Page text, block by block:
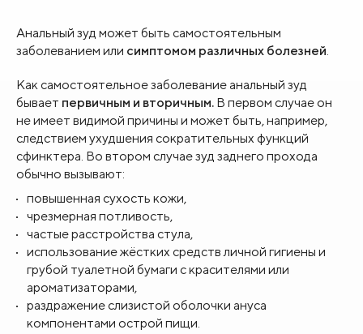
Анальный зуд может быть самостоятельным
заболеванием или симптомом различных болезней.
Как самостоятельное заболевание анальный зуд
бывает первичным и вторичным. В первом случае он
не имеет видимой причины и может быть, например,
следствием ухудшения сократительных функций
сфинктера. Во втором случае зуд заднего прохода
обычно вызывают:
повышенная сухость кожи,
чрезмерная потливость,
частые расстройства стула,
использование жёстких средств личной гигиены и
грубой туалетной бумаги с красителями или
ароматизаторами,
раздражение слизистой оболочки ануса
компонентами острой пищи.